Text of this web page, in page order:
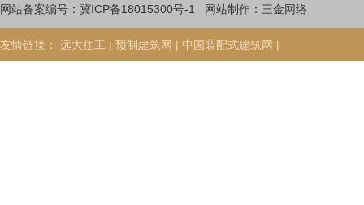
网站备案编号： 冀ICP备18015300号-1 网站制作 ： 三金网络
友情链接： 远大住工 | 预制建筑网 | 中国装配式建筑网 |